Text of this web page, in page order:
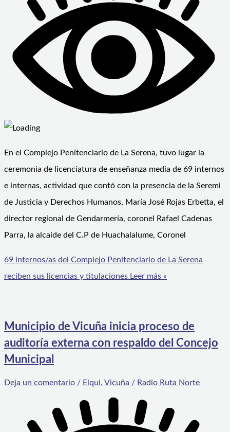
En el Complejo Penitenciario de La Serena, tuvo lugar la
ceremonia de licenciatura de enseñanza media de 69 internos
e internas, actividad que contó con la presencia de la Seremi
de Justicia y Derechos Humanos, María José Rojas Erbetta, el
director regional de Gendarmería, coronel Rafael Cadenas
Parra, la alcaide del C.P de Huachalalume, Coronel
69 internos/as del Complejo Penitenciario de La Serena
reciben sus licencias y titulaciones Leer más »
Municipio de Vicuña inicia proceso de
auditoría externa con respaldo del Concejo
Municipal
Deja un comentario / Elqui, Vicuña / Radio Ruta Norte